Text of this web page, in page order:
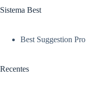
Sistema Best
Best Suggestion
Recentes